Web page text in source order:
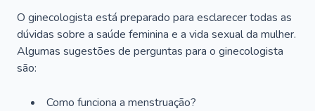
O ginecologista está preparado para esclarecer todas as
dúvidas sobre a saúde feminina e a vida sexual da mulher.
Algumas sugestões de perguntas para o ginecologista
são:
Como funciona a menstruação?